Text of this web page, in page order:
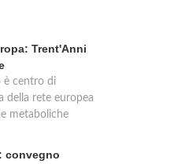
Trent'Anni
è centro di
della rete europea
metaboliche
convegno